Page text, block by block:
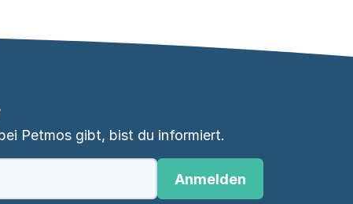
Petmos gibt, bist du informiert.
Anmelden